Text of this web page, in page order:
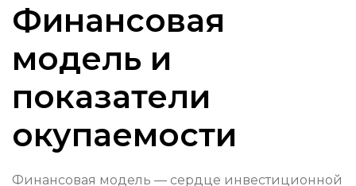
Финансовая
модель и
показатели
окупаемости
Финансовая модель — сердце инвестиционной